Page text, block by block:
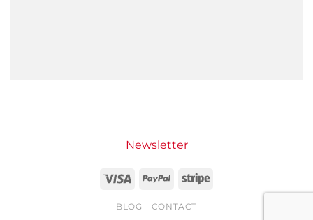
Newsletter
Visa PayPal Stripe
BLOG CONTACT